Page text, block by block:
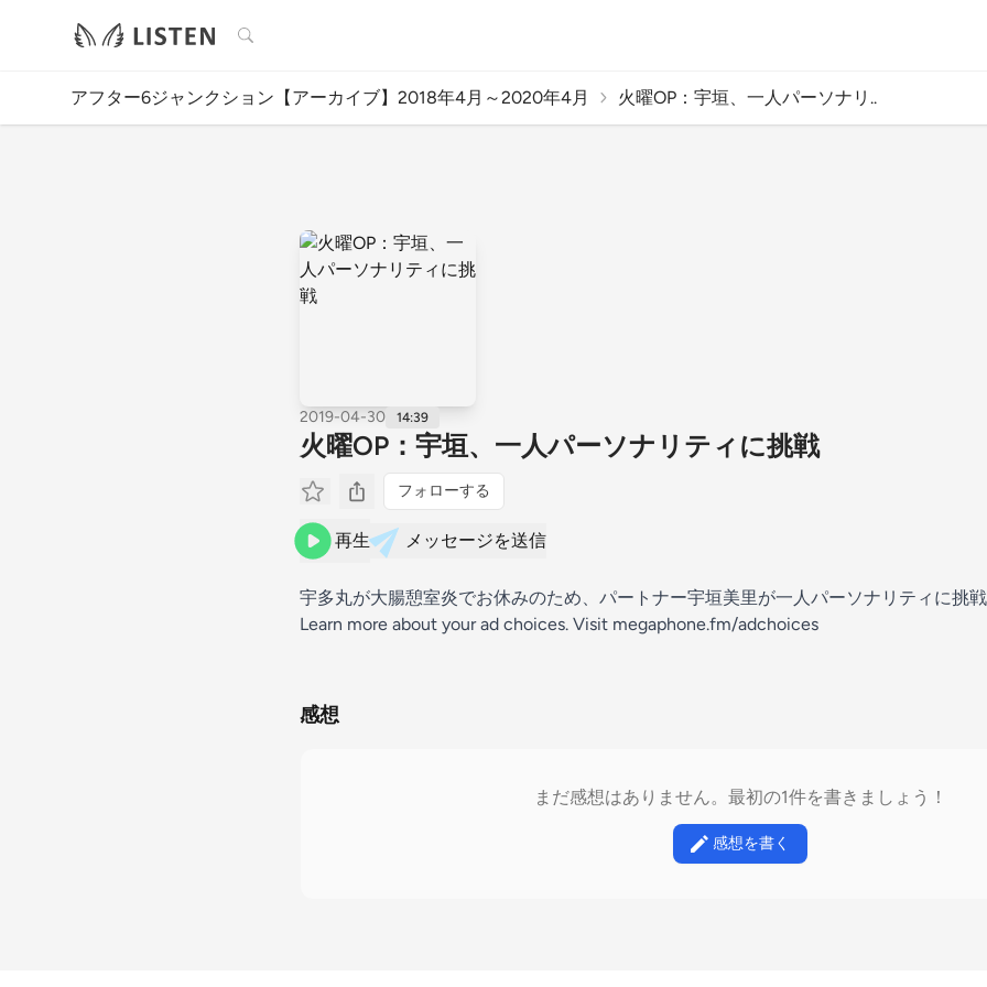
検索
アフター6ジャンクション【アーカイブ】2018年4月～2020年4月 火曜OP：宇垣、一人パーソナリ..
2019-04-30 14:39
火曜OP：宇垣、一人パーソナリティに挑戦
フォローする
再生 メッセージを送信
宇多丸が大腸憩室炎でお休みのため、パートナー宇垣美里が一人パーソナリティに挑
Learn more about your ad choices. Visit megaphone.fm/adchoices
感想
まだ感想はありません。最初の1件を書きましょう！
感想を書く